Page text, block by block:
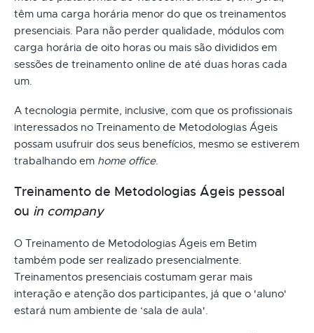
têm uma carga horária menor do que os treinamentos
presenciais. Para não perder qualidade, módulos com
carga horária de oito horas ou mais são divididos em
sessões de treinamento online de até duas horas cada
um.
A tecnologia permite, inclusive, com que os profissionais
interessados no Treinamento de Metodologias Ágeis
possam usufruir dos seus benefícios, mesmo se estiverem
trabalhando em home office.
Treinamento de Metodologias Ágeis pessoal
ou in company
O Treinamento de Metodologias Ágeis em Betim
também pode ser realizado presencialmente.
Treinamentos presenciais costumam gerar mais
interação e atenção dos participantes, já que o 'aluno'
estará num ambiente de ‘sala de aula'.